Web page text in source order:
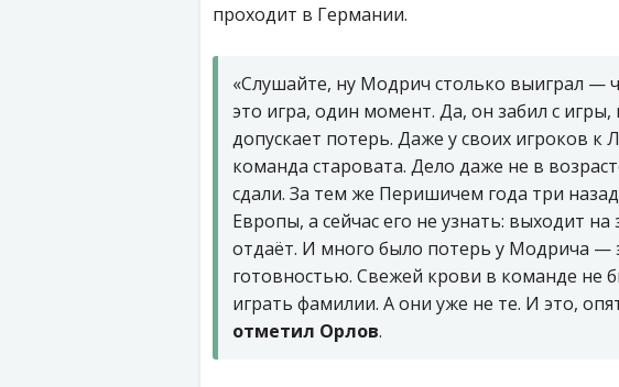
проходит в Германии.
«Слушайте, ну Модрич столько выиграл —
это игра, один момент. Да, он забил с
допускает потерь. Даже у своих игроков
команда старовата. Дело даже не в
сдали. За тем же Перишичем года три
Европы, а сейчас его не узнать: выходит
отдаёт. И много было потерь у Модрича —
готовностью. Свежей крови в команде не
играть фамилии. А они уже не те. И это,
отметил Орлов.